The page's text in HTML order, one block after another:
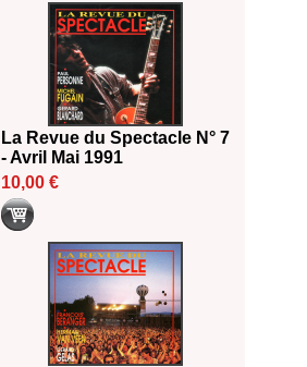
La Revue du Spectacle N° 7
- Avril Mai 1991
10,00 €